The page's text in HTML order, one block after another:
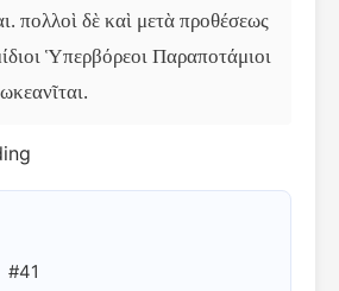
πολλοὶ δὲ καὶ μετὰ προθέσεως
Ὑπερβόρεοι Παραποτάμιοι
#41